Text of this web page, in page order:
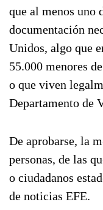
que al menos uno
documentación
Unidos, algo que
55.000 menores
o que viven
Departamento de
De aprobarse, la
personas, de las
o ciudadanos
de noticias EFE.